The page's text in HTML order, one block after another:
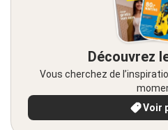
Découvrez
Vous cherchez de
Voir